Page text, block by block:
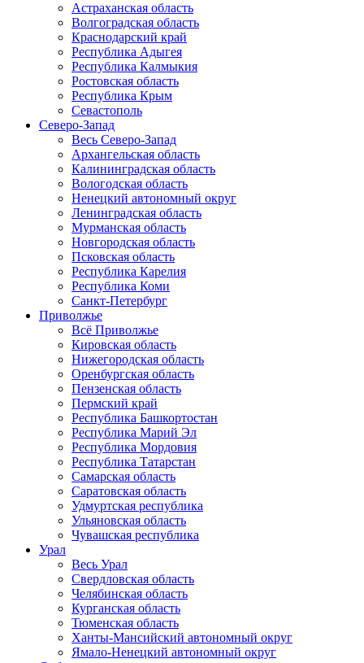
Астраханская область
Волгоградская область
Краснодарский край
Республика Адыгея
Республика Калмыкия
Ростовская область
Республика Крым
Севастополь
Северо-Запад
Весь Северо-Запад
Архангельская область
Калининградская область
Вологодская область
Ненецкий автономный округ
Ленинградская область
Мурманская область
Новгородская область
Псковская область
Республика Карелия
Республика Коми
Санкт-Петербург
Приволжье
Всё Приволжье
Кировская область
Нижегородская область
Оренбургская область
Пензенская область
Пермский край
Республика Башкортостан
Республика Марий Эл
Республика Мордовия
Республика Татарстан
Самарская область
Саратовская область
Удмуртская республика
Ульяновская область
Чувашская республика
Урал
Весь Урал
Свердловская область
Челябинская область
Курганская область
Тюменская область
Ханты-Мансийский автономный округ
Ямало-Ненецкий автономный округ